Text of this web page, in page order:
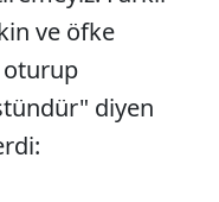
ve öfke
oturup
diyen